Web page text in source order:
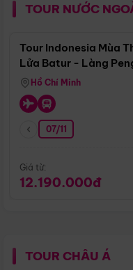
TOUR NƯỚC
Tour Indonesia Mùa
Lửa Batur - Làng
Hồ Chí Minh
07/11
Giá từ:
12.190.000đ
TOUR CHÂU Á